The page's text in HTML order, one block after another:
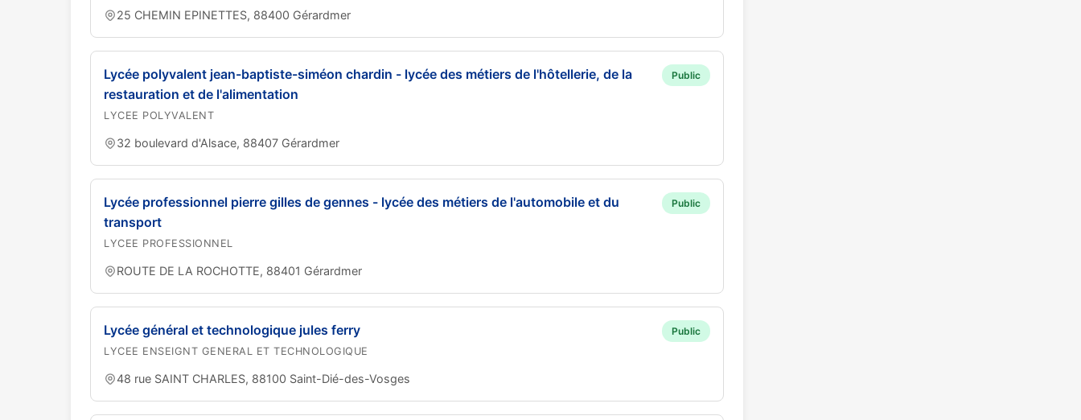
25 CHEMIN EPINETTES, 88400 Gérardmer
Lycée polyvalent jean-baptiste-siméon chardin - lycée des métiers de l'hôtellerie, de la
restauration et de l'alimentation
LYCEE POLYVALENT
Public
32 boulevard d'Alsace, 88407 Gérardmer
Lycée professionnel pierre gilles de gennes - lycée des métiers de l'automobile et du
transport
LYCEE PROFESSIONNEL
Public
ROUTE DE LA ROCHOTTE, 88401 Gérardmer
Lycée général et technologique jules ferry
LYCEE ENSEIGNT GENERAL ET TECHNOLOGIQUE
Public
48 rue SAINT CHARLES, 88100 Saint-Dié-des-Vosges